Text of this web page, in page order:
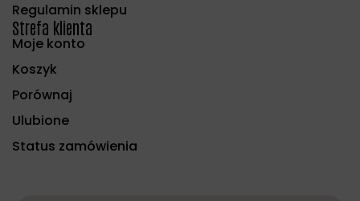
Regulamin sklepu
Strefa klienta
Moje konto
Koszyk
Porównaj
Ulubione
Status zamówienia